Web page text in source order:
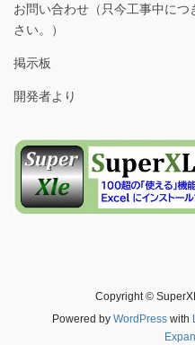
お問い合わせ（只今工事中に
さい。）
掲示板
開発者より
Copyright ©
Powered by WordPresswith